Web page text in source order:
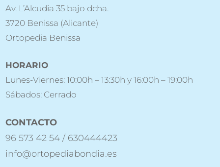
Av. L’Alcudia 35 bajo dcha.
3720 Benissa (Alicante)
Ortopedia Benissa
HORARIO
Lunes-Viernes: 10:00h – 13:30h y 16:00h – 19:00h
Sábados: Cerrado
CONTACTO
96 573 42 54 / 630444423
info@ortopediabondia.es